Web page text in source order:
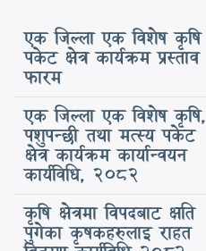
एक जिल्ला एक विशेष कृषि
पकेट क्षेत्र कार्यक्रम प्रस्ताव
फारम
एक जिल्ला एक विशेष कृषि,
पशुपन्छी तथा मत्स्य पकेट
क्षेत्र कार्यक्रम कार्यान्वयन
कार्यविधि, २०८२
कृषि क्षेत्रमा विपदबाट क्षति
पुगेका कृषकहरुलाइ राहत